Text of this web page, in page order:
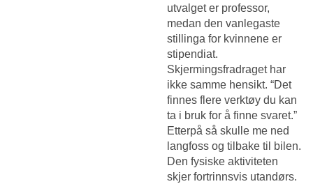
utvalget er professor,
medan den vanlegaste
stillinga for kvinnene er
stipendiat.
Skjermingsfradraget har
ikke samme hensikt. “Det
finnes flere verktøy du kan
ta i bruk for å finne svaret.”
Etterpå så skulle me ned
langfoss og tilbake til bilen.
Den fysiske aktiviteten
skjer fortrinnsvis utandørs.